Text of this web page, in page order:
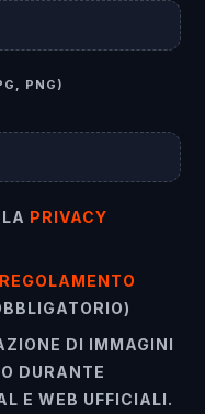
PNG)
PRIVACY
REGOLAMENTO
DI IMMAGINI
DURANTE
E WEB UFFICIALI.